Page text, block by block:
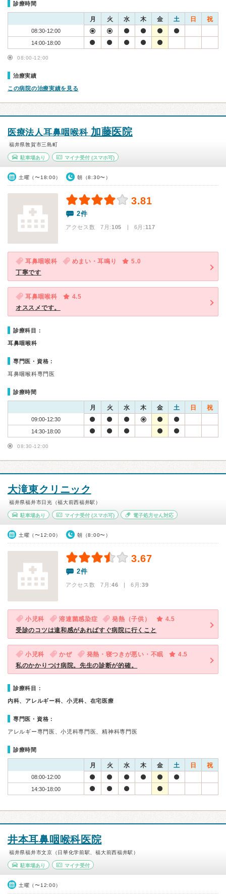
診療時間
月 火 水 木 金 土 日 祝
08:30-12:00
14:00-18:00
08:00-12:00
治療実績
この病院の治療実績を見る
医療法人耳鼻咽喉科 加藤医院
福井県敦賀市三島町
駐車場あり マイナ受付(スマホ可)
土曜（〜18:00） 朝（8:30〜）
3.81
2件
アクセス数 7月:105 | 6月:117
耳鼻咽喉科 めまい・耳鳴り
5.0
丁寧です
耳鼻咽喉科
4.5
オススメです。
診療科目：
耳鼻咽喉科
専門医・資格：
耳鼻咽喉科専門医
診療時間
月 火 水 木 金 土 日 祝
09:00-12:30
14:30-18:00
08:30-12:00
大滝東クリニック
福井県福井市日光（福大前西福井駅）
駐車場あり マイナ受付(スマホ可) 電子処方せん対応
土曜（〜12:00） 朝（8:00〜）
3.67
2件
アクセス数 7月:46 | 6月:39
小児科 溶連菌感染症 発熱（子供）
4.5
受診のコツは違和感があればすぐ病院に行くこと
小児科 かぜ 発熱・寝つきが悪い・不眠
4.5
私のかかりつけ病院。先生の診断が的確。
診療科目：
内科、アレルギー科、小児科、在宅医療
専門医・資格：
アレルギー専門医、小児科専門医、精神科専門医
診療時間
月 火 水 木 金 土 日 祝
08:00-12:00
14:30-18:00
井本耳鼻咽喉科医院
福井県福井市文京（日華化学前駅、福大前西福井駅）
駐車場あり マイナ受付
土曜（〜12:00）